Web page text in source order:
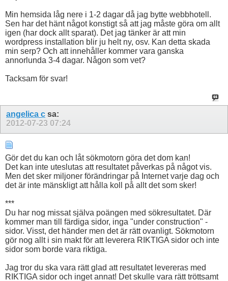
Min hemsida låg nere i 1-2 dagar då jag bytte webbhotell.
Sen har det hänt något konstigt så att jag måste göra om allt
igen (har dock allt sparat). Det jag tänker är att min
wordpress installation blir ju helt ny, osv. Kan detta skada
min serp? Och att innehåller kommer vara ganska
annorlunda 3-4 dagar. Någon som vet?
Tacksam för svar!
angelica c sa:
2012-07-23 07:24
Gör det du kan och låt sökmotorn göra det dom kan!
Det kan inte uteslutas att resultatet påverkas på något vis.
Men det sker miljoner förändringar på Internet varje dag och
det är inte mänskligt att hålla koll på allt det som sker!
***
Du har nog missat själva poängen med sökresultatet. Där
kommer man till färdiga sidor, inga "under construction" -
sidor. Visst, det händer men det är rätt ovanligt. Sökmotorn
gör nog allt i sin makt för att leverera RIKTIGA sidor och inte
sidor som borde vara riktiga.
Jag tror du ska vara rätt glad att resultatet levereras med
RIKTIGA sidor och inget annat! Det skulle vara rätt tröttsamt